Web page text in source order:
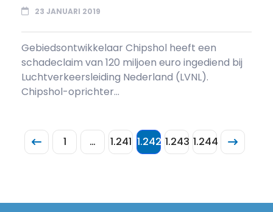
23 JANUARI 2019
Gebiedsontwikkelaar Chipshol heeft een
schadeclaim van 120 miljoen euro ingediend bij
Luchtverkeersleiding Nederland (LVNL).
Chipshol-oprichter...
1 … 1.241 1.242 1.243 1.244